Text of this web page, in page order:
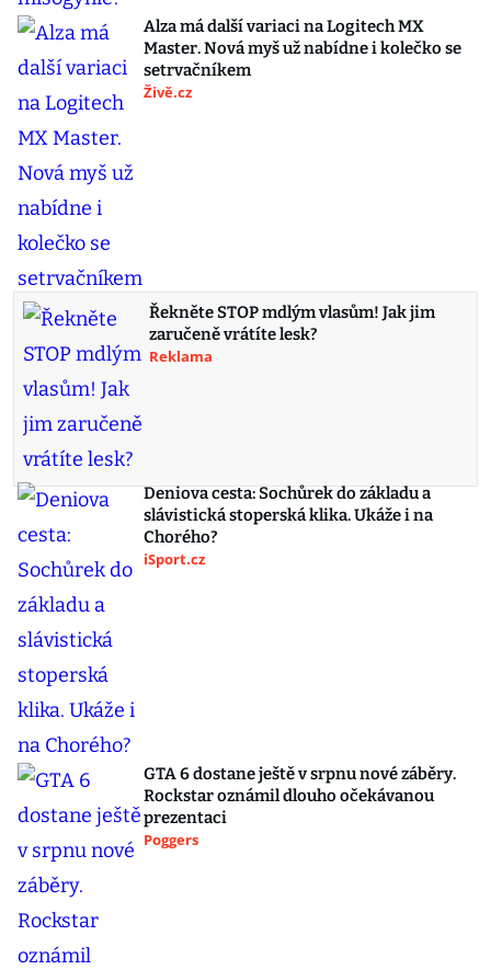
Alza má další variaci na Logitech MX
Master. Nová myš už nabídne i kolečko se
setrvačníkem
Živě.cz
Řekněte STOP mdlým vlasům! Jak jim
zaručeně vrátíte lesk?
Reklama
Deniova cesta: Sochůrek do základu a
slávistická stoperská klika. Ukáže i na
Chorého?
iSport.cz
GTA 6 dostane ještě v srpnu nové záběry.
Rockstar oznámil dlouho očekávanou
prezentaci
Poggers